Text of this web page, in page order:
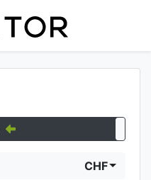
CHF